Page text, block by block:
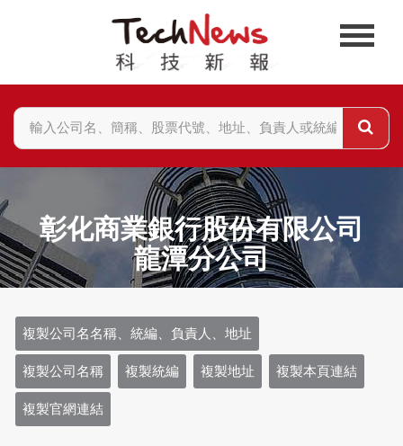
彰化商業銀行股份有限公司
龍潭分公司
複製公司名名稱、統編、負責人、地址
複製公司名稱 複製統編 複製地址 複製本頁連結
複製官網連結